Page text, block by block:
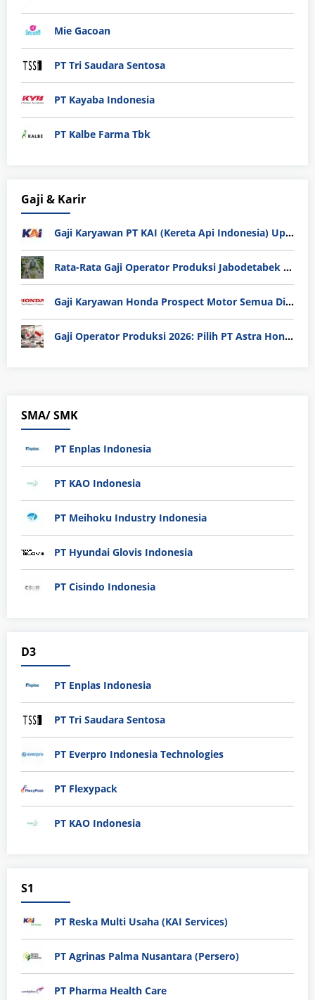
Mie Gacoan
PT Tri Saudara Sentosa
PT Kayaba Indonesia
PT Kalbe Farma Tbk
Gaji & Karir
Gaji Karyawan PT KAI (Kereta Api Indonesia) Update 2025
Rata-Rata Gaji Operator Produksi Jabodetabek 2025: Bedah Tuntas UMK, Lemburan, dan Realita Hidup Buruh
Gaji Karyawan Honda Prospect Motor Semua Divisi
Gaji Operator Produksi 2026: Pilih PT Astra Honda Motor (AHM) atau Manufaktur di Jepang?
SMA/ SMK
PT Enplas Indonesia
PT KAO Indonesia
PT Meihoku Industry Indonesia
PT Hyundai Glovis Indonesia
PT Cisindo Indonesia
D3
PT Enplas Indonesia
PT Tri Saudara Sentosa
PT Everpro Indonesia Technologies
PT Flexypack
PT KAO Indonesia
S1
PT Reska Multi Usaha (KAI Services)
PT Agrinas Palma Nusantara (Persero)
PT Pharma Health Care